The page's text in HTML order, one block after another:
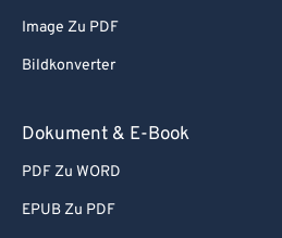
Image Zu PDF
Bildkonverter
Dokument & E-Book
PDF Zu WORD
EPUB Zu PDF